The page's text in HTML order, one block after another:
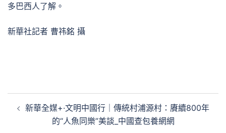
多巴西人了解。
新華社記者 曹祎銘 攝
章 新華全媒+·文明中國行｜傳統村浦源村：賡續800年
的“人魚同樂”美談_中國查包養網網